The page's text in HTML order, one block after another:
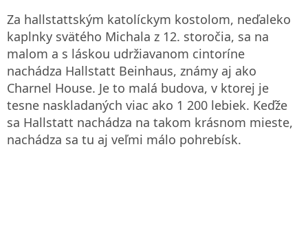
Za hallstattským katolíckym kostolom, neďaleko
kaplnky svätého Michala z 12. storočia, sa na
malom a s láskou udržiavanom cintoríne
nachádza Hallstatt Beinhaus, známy aj ako
Charnel House. Je to malá budova, v ktorej je
tesne naskladaných viac ako 1 200 lebiek. Keďže
sa Hallstatt nachádza na takom krásnom mieste,
nachádza sa tu aj veľmi málo pohrebísk.